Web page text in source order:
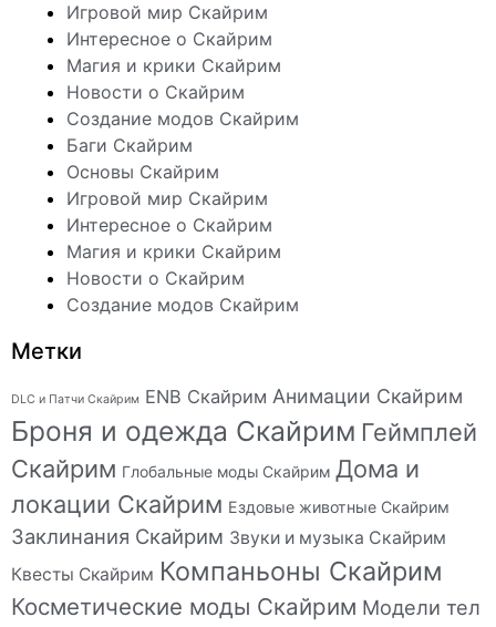
Игровой мир Скайрим
Интересное о Скайрим
Магия и крики Скайрим
Новости о Скайрим
Создание модов Скайрим
Баги Скайрим
Основы Скайрим
Игровой мир Скайрим
Интересное о Скайрим
Магия и крики Скайрим
Новости о Скайрим
Создание модов Скайрим
Метки
DLC и Патчи Скайрим ENB Скайрим Анимации Скайрим
Броня и одежда Скайрим Геймплей
Скайрим Глобальные моды Скайрим Дома и
локации Скайрим Ездовые животные Скайрим
Заклинания Скайрим Звуки и музыка Скайрим
Квесты Скайрим Компаньоны Скайрим
Косметические моды Скайрим Модели тел